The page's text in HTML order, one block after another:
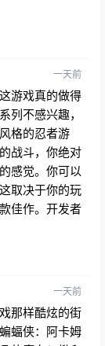
一天前
游戏真的做得
列不感兴趣，
格的忍者游
战斗，你绝对
感觉。你可以
取决于你的玩
佳作。开发者
一天前
那样酷炫的街
蝠侠：阿卡姆